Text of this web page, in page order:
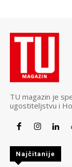
TU magazin je
ugostiteljstvu i
Najčitanije